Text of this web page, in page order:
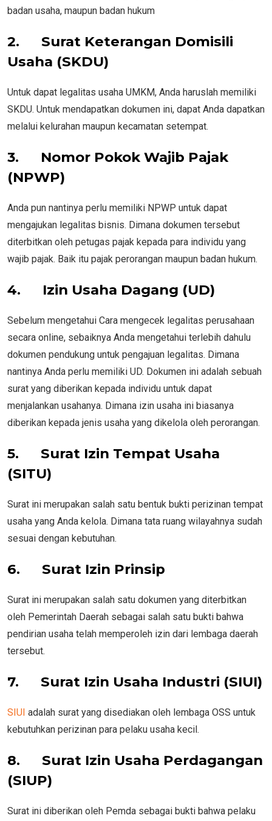
badan usaha, maupun badan hukum
2.
Surat Keterangan Domisili
Usaha (SKDU)
Untuk dapat legalitas usaha UMKM, Anda haruslah memiliki
SKDU. Untuk mendapatkan dokumen ini, dapat Anda dapatkan
melalui kelurahan maupun kecamatan setempat.
3.
Nomor Pokok Wajib Pajak
(NPWP)
Anda pun nantinya perlu memiliki NPWP untuk dapat
mengajukan legalitas bisnis. Dimana dokumen tersebut
diterbitkan oleh petugas pajak kepada para individu yang
wajib pajak. Baik itu pajak perorangan maupun badan hukum.
4. Izin Usaha Dagang (UD)
Sebelum mengetahui Cara mengecek legalitas perusahaan
secara online, sebaiknya Anda mengetahui terlebih dahulu
dokumen pendukung untuk pengajuan legalitas. Dimana
nantinya Anda perlu memiliki UD. Dokumen ini adalah sebuah
surat yang diberikan kepada individu untuk dapat
menjalankan usahanya. Dimana izin usaha ini biasanya
diberikan kepada jenis usaha yang dikelola oleh perorangan.
5.
Surat Izin Tempat Usaha
(SITU)
Surat ini merupakan salah satu bentuk bukti perizinan tempat
usaha yang Anda kelola. Dimana tata ruang wilayahnya sudah
sesuai dengan kebutuhan.
6. Surat Izin Prinsip
Surat ini merupakan salah satu dokumen yang diterbitkan
oleh Pemerintah Daerah sebagai salah satu bukti bahwa
pendirian usaha telah memperoleh izin dari lembaga daerah
tersebut.
7. Surat Izin Usaha Industri (SIUI)
SIUI adalah surat yang disediakan oleh lembaga OSS untuk
kebutuhkan perizinan para pelaku usaha kecil.
8.
Surat Izin Usaha Perdagangan
(SIUP)
Surat ini diberikan oleh Pemda sebagai bukti bahwa pelaku